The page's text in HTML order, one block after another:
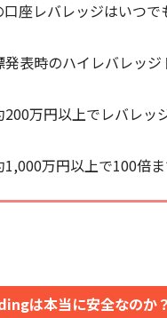
座レバレッジはいつで
表時のハイレバレッジ
200万円以上でレバレッ
1,000万円以上で100倍
は本当に安全なのか？